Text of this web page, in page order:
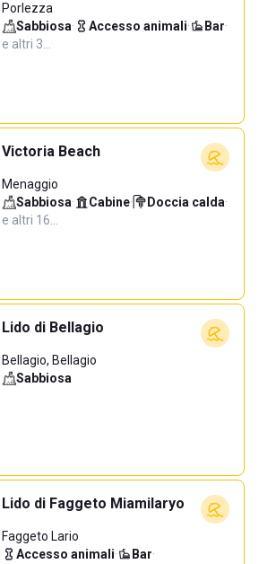
Porlezza
Sabbiosa· Accesso animali· Bar·
e altri 3…
Victoria Beach
Menaggio
Sabbiosa· Cabine· Doccia calda·
e altri 16…
Lido di Bellagio
Bellagio, Bellagio
Sabbiosa
Lido di Faggeto Miamilaryo
Faggeto Lario
Accesso animali· Bar·